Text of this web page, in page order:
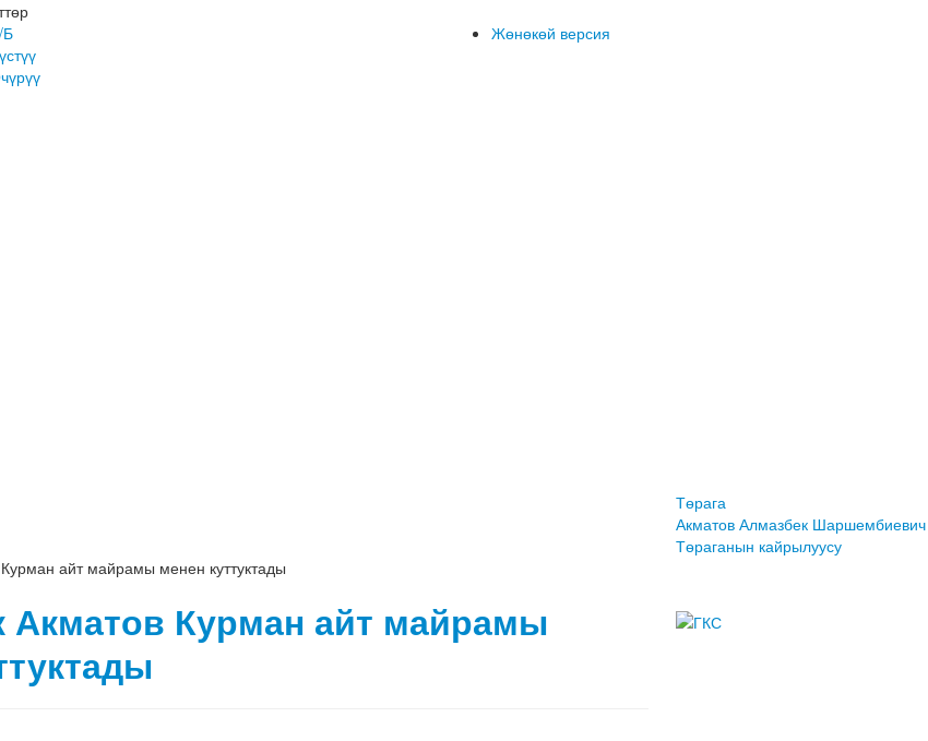
Б
Жөнөкөй версия
айт майрамы менен куттуктады
Акматов Курман айт майрамы
Төрага
Акматов Алмазбек Шаршембиевич
Төраганын кайрылуусу